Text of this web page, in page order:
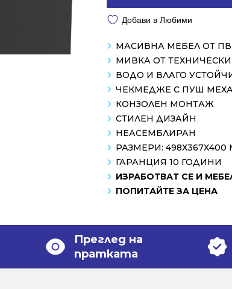
1029.00 лв..
709.01 лв..
Добави в Любими
МАСИВНА МЕБЕЛ ОТ
МИВКА ОТ ТЕХНИЧЕСКИ
ВОДО И ВЛАГО
ЧЕКМЕДЖЕ С ПУШ
КОНЗОЛЕН МОНТАЖ
СТИЛЕН ДИЗАЙН
НЕАСЕМБЛИРАН
РАЗМЕРИ: 498Х367Х400
ГАРАНЦИЯ 10 ГОДИНИ
ИЗРАБОТВАТ СЕ И
ПОПИТАЙТЕ ЗА ЦЕНА
Преглед на
пратката